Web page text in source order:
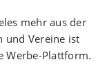
mehr aus der
und Vereine ist
Werbe-Plattform.